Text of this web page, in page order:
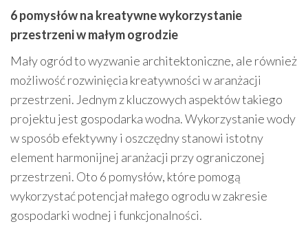
6 pomysłów na kreatywne wykorzystanie
przestrzeni w małym ogrodzie
Mały ogród to wyzwanie architektoniczne, ale również
możliwość rozwinięcia kreatywności w aranżacji
przestrzeni. Jednym z kluczowych aspektów takiego
projektu jest gospodarka wodna. Wykorzystanie wody
w sposób efektywny i oszczędny stanowi istotny
element harmonijnej aranżacji przy ograniczonej
przestrzeni. Oto 6 pomysłów, które pomogą
wykorzystać potencjał małego ogrodu w zakresie
gospodarki wodnej i funkcjonalności.